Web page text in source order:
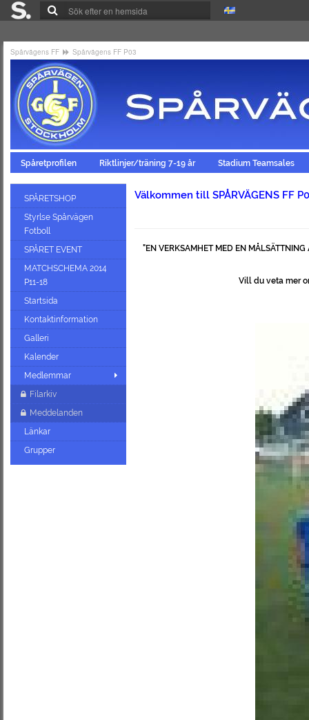
Spårvägens FF Spårvägens FF P03
Spåretprofilen Riktlinjer/träning 7-19 år Stadium Teamsales
SPÅRETSHOP
Styrlse Spårvägen
Fotboll
SPÅRET EVENT
MATCHSCHEMA 2014
P11-18
Startsida
Kontaktinformation
Galleri
Kalender
Medlemmar
Filarkiv
Meddelanden
Länkar
Grupper
Välkommen till SPÅRVÄGENS FF
"EN VERKSAMHET MED EN
Vill du veta mer